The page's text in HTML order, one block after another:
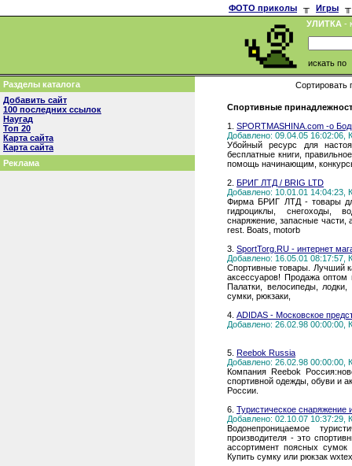
ФОТО приколы ╥ Игры
╥
УЛИТКА -
искать по
Разделы каталога
Добавить сайт
100 последних ссылок
Наугад
Топ 20
Карта сайта
Карта сайта
Реклама
Сортировать
Спортивные
1. SPORTMASHINA.com -о
Добавлено: 09.04.05 16:02:06,
Убойный ресурс для
бесплатные книги,
помощь начинающим,
2. БРИГ ЛТД / BRIG LTD
Добавлено: 10.01.01 14:04:23,
Фирма БРИГ ЛТД - товары
гидроциклы, снегоходы,
снаряжение, запасные части,
rest. Boats, motorb
3. SportTorg.RU - интернет
Добавлено: 16.05.01 08:17:57,
Спортивные товары. Лучший
аксессуаров! Продажа оптом
Палатки, велосипеды,
сумки, рюкзаки,
4. ADIDAS - Московское
Добавлено: 26.02.98 00:00:00,
5. Reebok Russia
Добавлено: 26.02.98 00:00:00,
Компания Reebok
спортивной одежды, обуви и
России.
6. Туристическое
Добавлено: 02.10.07 10:37:29,
Водонепроницаемое
производителя - это
ассортимент поясных сумок
Купить сумку или рюкзак